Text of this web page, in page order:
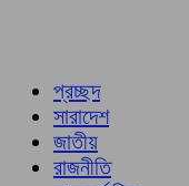
প্রচ্ছদ
সারাদেশ
জাতীয়
রাজনীতি